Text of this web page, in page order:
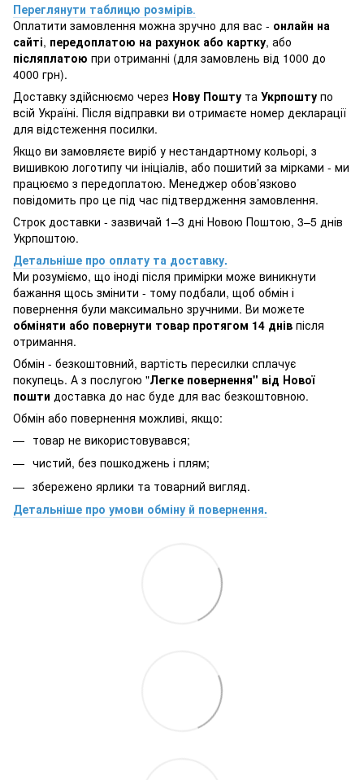
Переглянути таблицю розмірів.
Оплатити замовлення можна зручно для вас - онлайн на
сайті, передоплатою на рахунок або картку, або
післяплатою при отриманні (для замовлень від 1000 до
4000 грн).
Доставку здійснюємо через Нову Пошту та Укрпошту по
всій Україні. Після відправки ви отримаєте номер декларації
для відстеження посилки.
Якщо ви замовляєте виріб у нестандартному кольорі, з
вишивкою логотипу чи ініціалів, або пошитий за мірками - ми
працюємо з передоплатою. Менеджер обов’язково
повідомить про це під час підтвердження замовлення.
Строк доставки - зазвичай 1–3 дні Новою Поштою, 3–5 днів
Укрпоштою.
Детальніше про оплату та доставку.
Ми розуміємо, що іноді після примірки може виникнути
бажання щось змінити - тому подбали, щоб обмін і
повернення були максимально зручними. Ви можете
обміняти або повернути товар протягом 14 днів після
отримання.
Обмін - безкоштовний, вартість пересилки сплачує
покупець. А з послугою "Легке повернення" від Нової
пошти доставка до нас буде для вас безкоштовною.
Обмін або повернення можливі, якщо:
товар не використовувався;
чистий, без пошкоджень і плям;
збережено ярлики та товарний вигляд.
Детальніше про умови обміну й повернення.